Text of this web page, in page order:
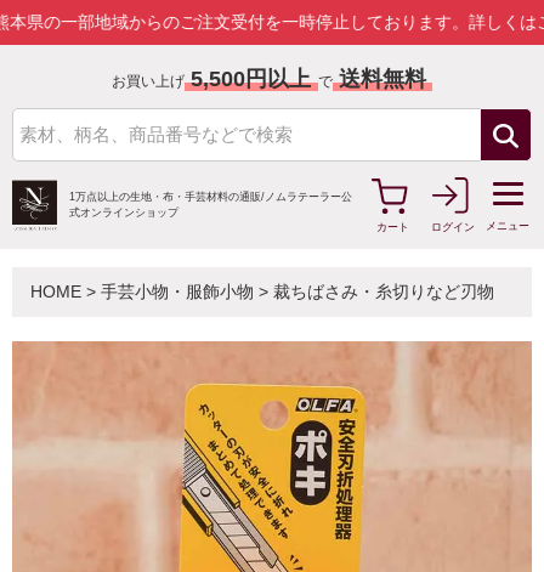
部地域からのご注文受付を一時停止しております。詳しくはこちら
お買い上げ 5,500円以上 で 送料無料
1万点以上の生地・布・手芸材料の通販/ ノムラテーラー公
式オンラインショップ
カート
ログイン メニュー
HOME > 手芸小物・服飾小物 > 裁ちばさみ・糸切りなど刃物